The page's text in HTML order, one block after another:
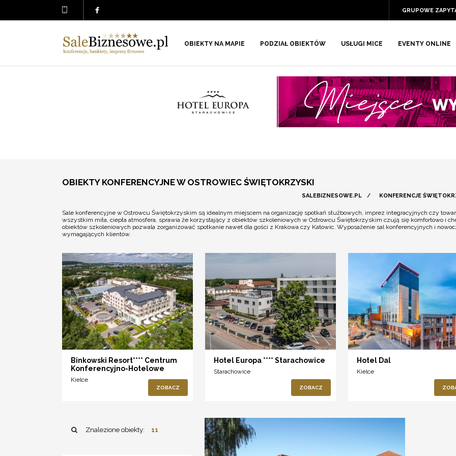
GRUPOWE
OBIEKTY NA MAPIE PODZIAŁ OBIEKTÓW USŁUGI MICE EVENTY ONLINE
OBIEKTY KONFERENCYJNE W OSTROWIEC ŚWIĘTOKRZYSKI
SALEBIZNESOWE.PL / KONFERENCJE
Sale konferencyjne w Ostrowcu Świętokrzyskim są idealnym miejscem na organizację spotkań służbowych, imprez integracyjnych czy
wszystkim miła, ciepła atmosfera, sprawia że korzystający z obiektów szkoleniowych w Ostrowcu Świętokrzyskim czują się komfortowo i
obiektów szkoleniowych pozwala zorganizować spotkanie nawet dla gości z Krakowa czy Katowic. Wyposażenie sal konferencyjnych i
wymagających klientów.
Binkowski Resort**** Centrum
Konferencyjno-Hotelowe
Kielce
ZOBACZ
Hotel Europa **** Starachowice
Starachowice
ZOBACZ
Hotel Dal
Kielce
Znalezione obiekty: 11